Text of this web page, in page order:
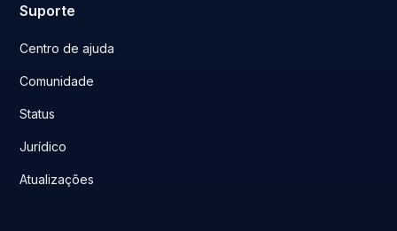
Suporte
Centro de ajuda
Comunidade
Status
Jurídico
Atualizações